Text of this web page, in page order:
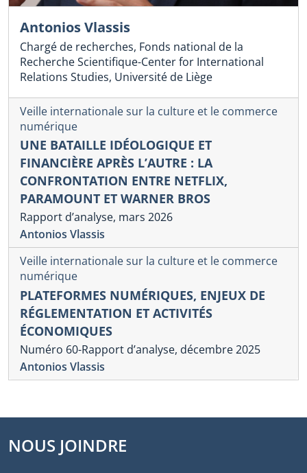
Antonios Vlassis
Chargé de recherches, Fonds national de la
Recherche Scientifique-Center for International
Relations Studies, Université de Liège
Veille internationale sur la culture et le commerce
numérique
UNE BATAILLE IDÉOLOGIQUE ET
FINANCIÈRE APRÈS L’AUTRE : LA
CONFRONTATION ENTRE NETFLIX,
PARAMOUNT ET WARNER BROS
Rapport d’analyse, mars 2026
Antonios Vlassis
Veille internationale sur la culture et le commerce
numérique
PLATEFORMES NUMÉRIQUES, ENJEUX DE
RÉGLEMENTATION ET ACTIVITÉS
ÉCONOMIQUES
Numéro 60-Rapport d’analyse, décembre 2025
Antonios Vlassis
NOUS JOINDRE